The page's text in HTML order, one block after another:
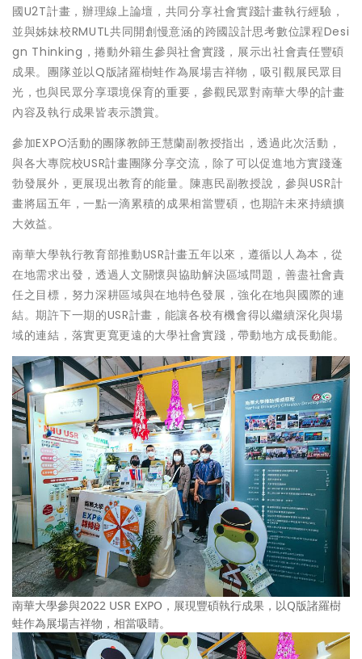
國U2T計畫，辦理線上論壇，共同分享社會實踐計畫執行經驗，
並與姊妹校RMUTL共同開創慢意涵的跨國設計思考數位課程Desi
gn Thinking，捲動外籍生參與社會實踐，展示出社會責任豐碩
成果。團隊並以Q版諸羅樹蛙作為展場吉祥物，吸引觀展民眾目
光，也與民眾分享環境保育的重要，參觀民眾對南華大學的計畫
內容及執行成果皆表示讚賞。
參加EXPO活動的團隊教師王慧蘭副教授指出，透過此次活動，
與各大專院校USR計畫團隊分享交流，除了可以促進地方實踐蓬
勃發展外，更展現出教育的能量。陳惠民副教授說，參與USR計
畫將屆五年，一點一滴累積的成果相當豐碩，也期許未來持續擴
大效益。
南華大學執行教育部推動USR計畫五年以來，遵循以人為本，從
在地需求出發，透過人文關懷與協助解決區域問題，善盡社會責
任之目標，努力深耕區域與在地特色發展，強化在地與國際的連
結。期許下一期的USR計畫，能讓各校有機會得以繼續深化與場
域的連結，落實更寬更遠的大學社會實踐，帶動地方成長動能。
南華大學參與2022 USR EXPO，展現豐碩執行成果，以Q版諸羅樹
蛙作為展場吉祥物，相當吸睛。